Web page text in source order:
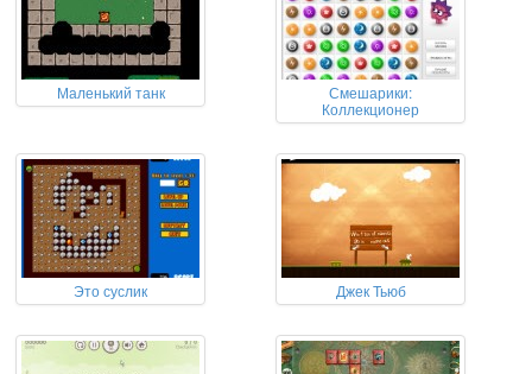
Маленький танк
Смешарики:
Коллекционер
Это суслик Джек Тьюб